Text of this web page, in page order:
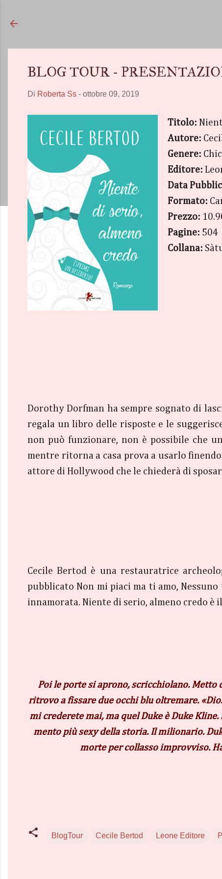
BLOG TOUR -
Di Roberta Ss - ottobre 09, 2019
Titolo:
Autore:
Genere:
Editore:
Data
Formato:
Prezzo:
Pagine: 504
Collana:
Dorothy Dorfman ha sempre sognato di
regala un libro delle risposte e le
non può funzionare, non è possibile che
mentre ritorna a casa prova a usarlo
attore di Hollywood che le chiederà di
Cecile Bertod è una restauratrice
pubblicato Non mi piaci ma ti amo,
innamorata. Niente di serio, almeno credo è
Poi le porte si aprono, scricchiolano.
ritrovo a fissare due occhi blu oltremare.
mi crederete mai, ma quel Duke è Duke
mento più sexy della storia. Il milionario.
morte per collasso improvviso.
BlogTour Cecile Bertod Leone Editore